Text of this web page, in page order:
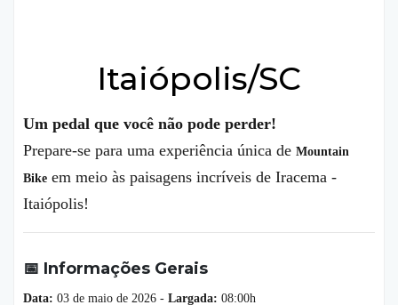
Itaiópolis/SC
Um pedal que você não pode perder!
Prepare-se para uma experiência única de Mountain
Bike em meio às paisagens incríveis de Iracema -
Itaiópolis!
📅 Informações Gerais
Data: 03 de maio de 2026 - Largada: 08:00h